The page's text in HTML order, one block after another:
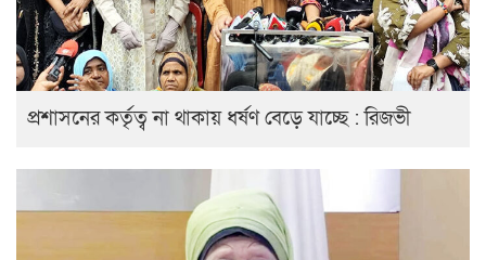
প্রশাসনের কর্তৃত্ব না থাকায় ধর্ষণ বেড়ে যাচ্ছে : রিজভী